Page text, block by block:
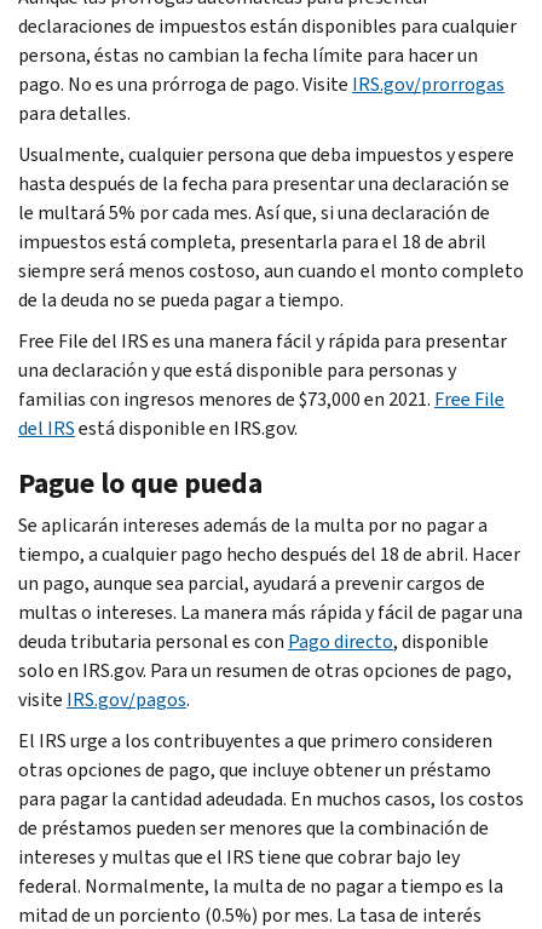
declaraciones de impuestos están disponibles para cualquier
persona, éstas no cambian la fecha límite para hacer un
pago. No es una prórroga de pago. Visite IRS.gov/prorrogas
para detalles.
Usualmente, cualquier persona que deba impuestos y espere
hasta después de la fecha para presentar una declaración se
le multará 5% por cada mes. Así que, si una declaración de
impuestos está completa, presentarla para el 18 de abril
siempre será menos costoso, aun cuando el monto completo
de la deuda no se pueda pagar a tiempo.
Free Filedel IRS es una manera fácil y rápida para presentar
una declaración y que está disponible para personas y
familias con ingresos menores de $73,000 en 2021. Free File
del IRSestá disponible en IRS.gov.
Pague lo que pueda
Se aplicarán intereses además de la multa por no pagar a
tiempo, a cualquier pago hecho después del 18 de abril. Hacer
un pago, aunque sea parcial, ayudará a prevenir cargos de
multas o intereses. La manera más rápida y fácil de pagar una
deuda tributaria personal es con Pago directo, disponible
solo en IRS.gov. Para un resumen de otras opciones de pago,
visite IRS.gov/pagos.
El IRS urge a los contribuyentes a que primero consideren
otras opciones de pago, que incluye obtener un préstamo
para pagar la cantidad adeudada. En muchos casos, los costos
de préstamos pueden ser menores que la combinación de
intereses y multas que el IRS tiene que cobrar bajo ley
federal. Normalmente, la multa de no pagar a tiempo es la
mitad de un porciento (0.5%) por mes. La tasa de interés